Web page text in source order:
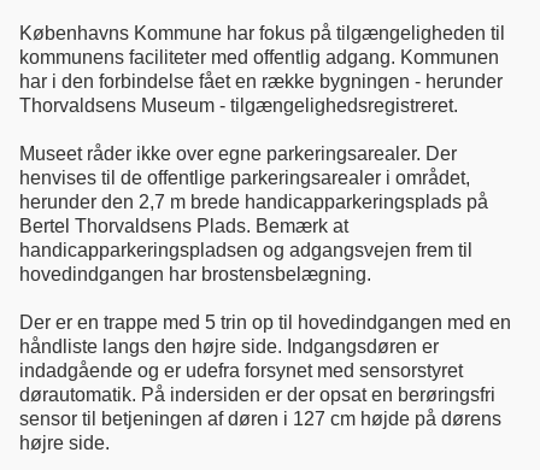
Københavns Kommune har fokus på tilgængeligheden til
kommunens faciliteter med offentlig adgang. Kommunen
har i den forbindelse fået en række bygningen - herunder
Thorvaldsens Museum - tilgængelighedsregistreret.
Museet råder ikke over egne parkeringsarealer. Der
henvises til de offentlige parkeringsarealer i området,
herunder den 2,7 m brede handicapparkeringsplads på
Bertel Thorvaldsens Plads. Bemærk at
handicapparkeringspladsen og adgangsvejen frem til
hovedindgangen har brostensbelægning.
Der er en trappe med 5 trin op til hovedindgangen med en
håndliste langs den højre side. Indgangsdøren er
indadgående og er udefra forsynet med sensorstyret
dørautomatik. På indersiden er der opsat en berøringsfri
sensor til betjeningen af døren i 127 cm højde på dørens
højre side.